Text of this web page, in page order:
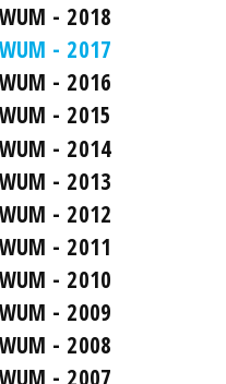
- 2018
- 2017
- 2016
- 2015
- 2014
- 2013
- 2012
- 2011
- 2010
- 2009
- 2008